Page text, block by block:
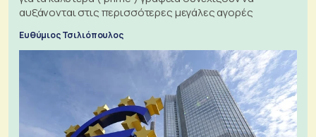
αυξάνονται στις περισσότερες μεγάλες αγορές
Ευθύμιος Τσιλιόπουλος